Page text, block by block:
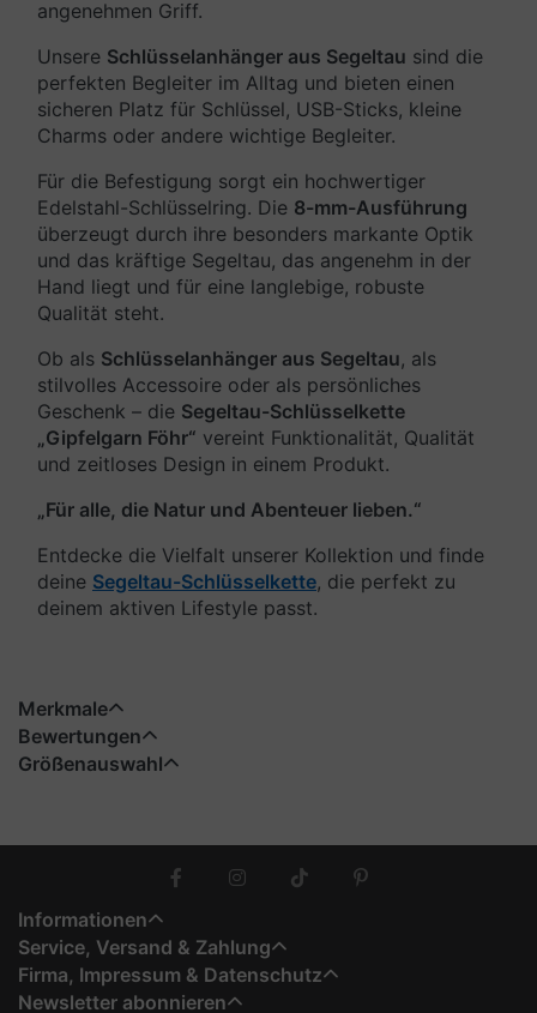
angenehmen Griff.
Unsere Schlüsselanhänger aus Segeltau sind die
perfekten Begleiter im Alltag und bieten einen
sicheren Platz für Schlüssel, USB-Sticks, kleine
Charms oder andere wichtige Begleiter.
Für die Befestigung sorgt ein hochwertiger
Edelstahl-Schlüsselring. Die 8-mm-Ausführung
überzeugt durch ihre besonders markante Optik
und das kräftige Segeltau, das angenehm in der
Hand liegt und für eine langlebige, robuste
Qualität steht.
Ob als Schlüsselanhänger aus Segeltau, als
stilvolles Accessoire oder als persönliches
Geschenk – die Segeltau-Schlüsselkette
„Gipfelgarn Föhr“ vereint Funktionalität, Qualität
und zeitloses Design in einem Produkt.
„Für alle, die Natur und Abenteuer lieben.“
Entdecke die Vielfalt unserer Kollektion und finde
deine Segeltau-Schlüsselkette, die perfekt zu
deinem aktiven Lifestyle passt.
Merkmale
Bewertungen
Größenauswahl
Informationen
Service, Versand & Zahlung
Firma, Impressum & Datenschutz
Newsletter abonnieren